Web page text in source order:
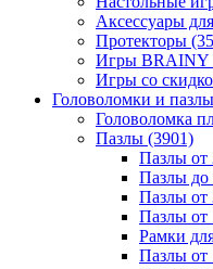
Аксессуары
Протекторы
Игры BRAINY
Игры со
Головоломки и пазлы
Головоломка
Пазлы (3901)
Пазлы от
Пазлы до
Пазлы от
Пазлы от
Рамки
Пазлы от